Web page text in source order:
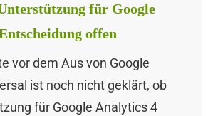
für Google
offen
vor dem Aus von Google
ist noch nicht geklärt, ob
für Google Analytics 4